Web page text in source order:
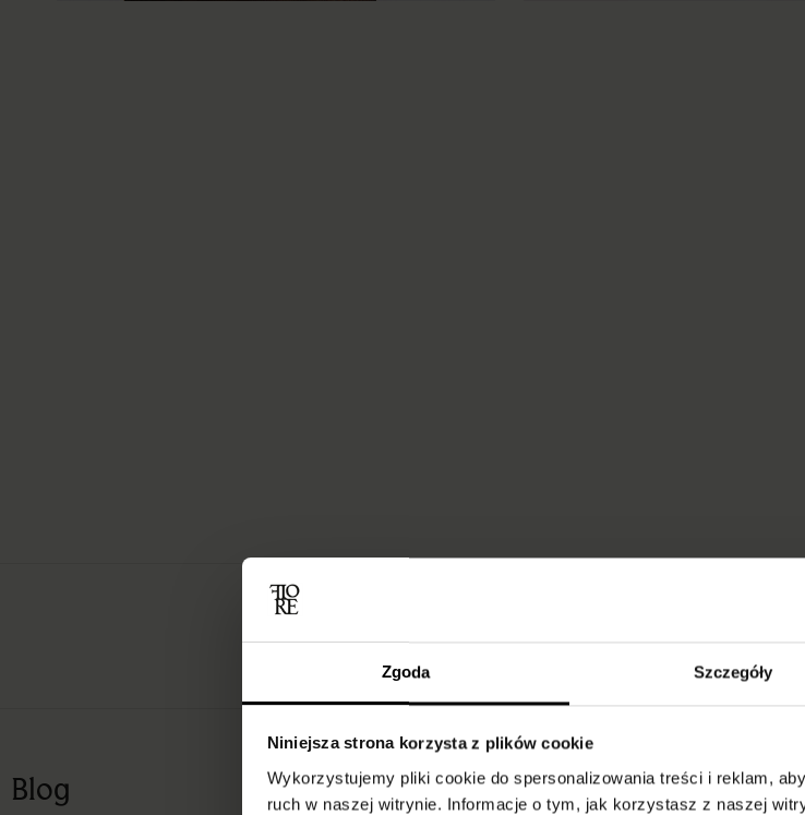
Zgoda Szczegóły
Niniejsza strona korzysta z plików cookie
Wykorzystujemy pliki cookie do spersonalizowania treści i reklam,
ruch w naszej witrynie. Informacje o tym, jak korzystasz z naszej
Blog